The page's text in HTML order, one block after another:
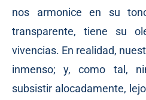
nos armonice en su
transparente, tiene su
vivencias. En realidad,
inmenso; y, como tal,
subsistir alocadamente,